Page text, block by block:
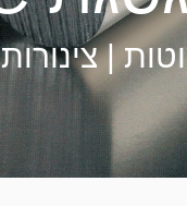
| צינורות